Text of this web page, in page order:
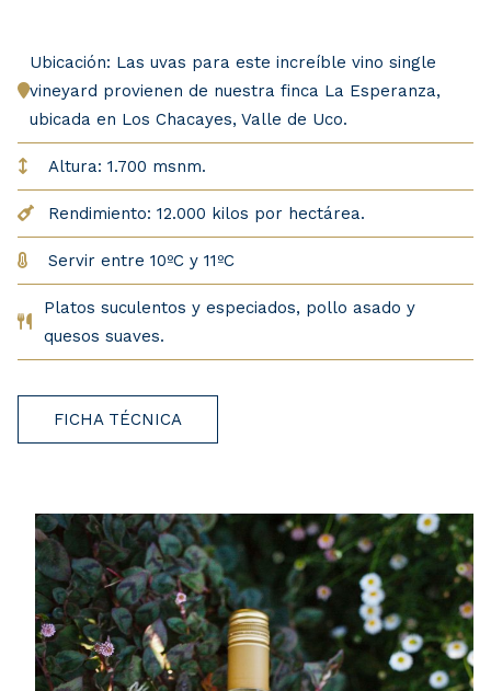
Ubicación: Las uvas para este increíble vino single
vineyard provienen de nuestra finca La Esperanza,
ubicada en Los Chacayes, Valle de Uco.
Altura: 1.700 msnm.
Rendimiento: 12.000 kilos por hectárea.
Servir entre 10ºC y 11ºC
Platos suculentos y especiados, pollo asado y
quesos suaves.
FICHA TÉCNICA